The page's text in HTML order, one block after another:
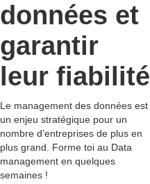
données et
garantir
leur fiabilité
Le management des données est
un enjeu stratégique pour un
nombre d’entreprises de plus en
plus grand. Forme toi au Data
management en quelques
semaines !